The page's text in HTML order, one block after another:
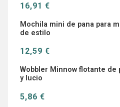
16,91 €
Mochila mini de pana para
de estilo
12,59 €
Wobbler Minnow flotante
y lucio
5,86 €